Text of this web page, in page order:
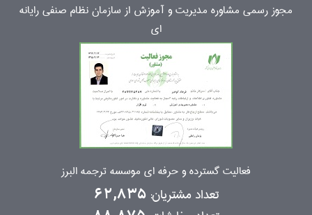
مجوز رسمی مشاوره مدیریت و آموزش از سازمان نظام صنفی رایانه
ای
فعالیت گسترده و حرفه ای موسسه ترجمه البرز
تعداد مشتریان: 62,835